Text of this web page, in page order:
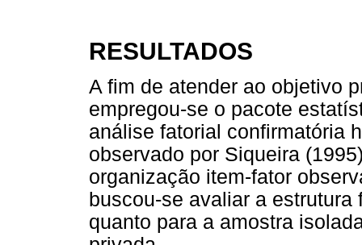
RESULTADOS
A fim de atender ao objetivo
empregou-se o pacote
análise fatorial confirmatória
observado por Siqueira
organização item-fator
buscou-se avaliar a
quanto para a amostra